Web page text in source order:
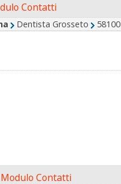
Contatti
Dentista Grosseto 58100
Modulo Contatti